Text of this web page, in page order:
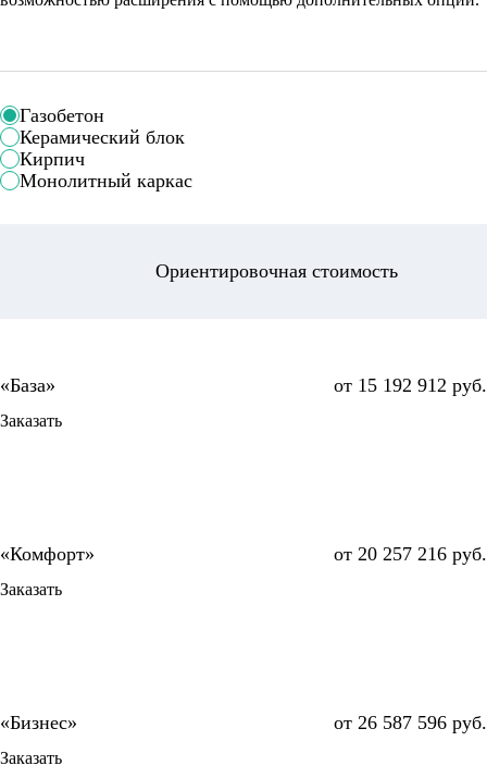
Газобетон
Керамический блок
Кирпич
Монолитный каркас
Ориентировочная стоимость
от 15 192 912 руб.
Заказать
от 20 257 216 руб.
Заказать
от 26 587 596 руб.
Заказать